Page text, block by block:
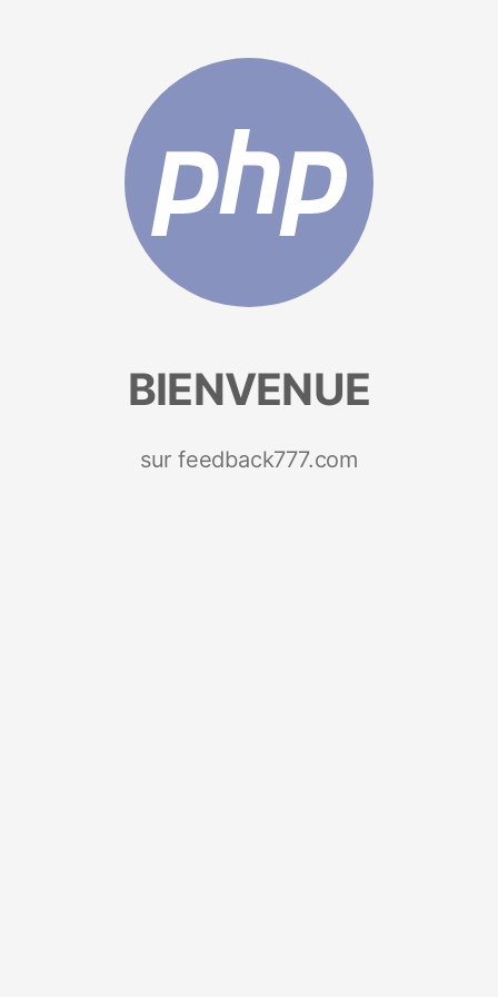
BIENVENUE
sur feedback777.com